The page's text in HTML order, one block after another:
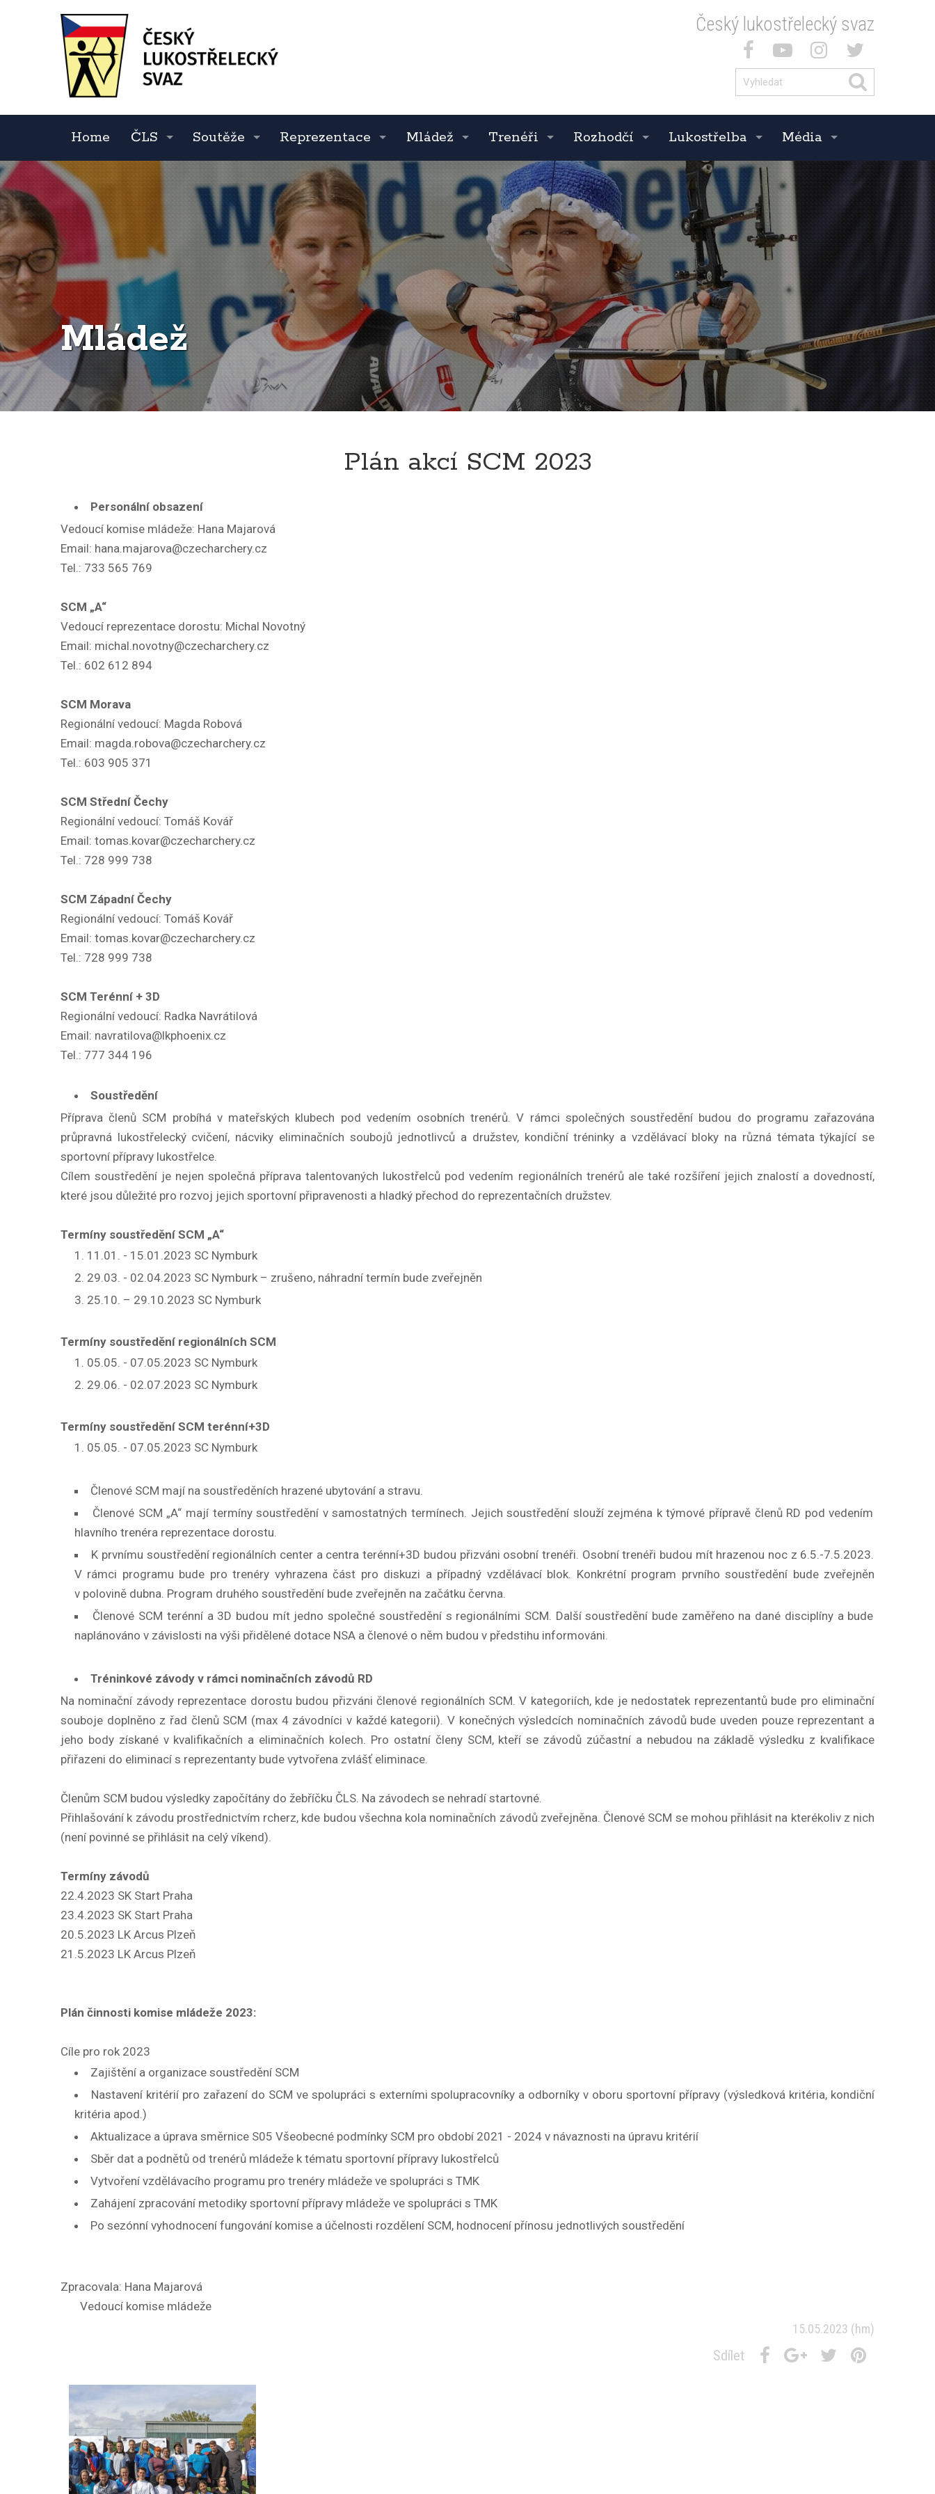
Český lukostřelecký svaz
Home ČLS Soutěže Reprezentace Mládež Trenéři Rozhodčí Lukostřelba Média
Mládež
Plán akcí SCM 2023
Personální obsazení
Vedoucí komise mládeže: Hana Majarová
Email: hana.majarova@czecharchery.cz
Tel.: 733 565 769
SCM „A“
Vedoucí reprezentace dorostu: Michal Novotný
Email: michal.novotny@czecharchery.cz
Tel.: 602 612 894
SCM Morava
Regionální vedoucí: Magda Robová
Email: magda.robova@czecharchery.cz
Tel.: 603 905 371
SCM Střední Čechy
Regionální vedoucí: Tomáš Kovář
Email: tomas.kovar@czecharchery.cz
Tel.: 728 999 738
SCM Západní Čechy
Regionální vedoucí: Tomáš Kovář
Email: tomas.kovar@czecharchery.cz
Tel.: 728 999 738
SCM Terénní + 3D
Regionální vedoucí: Radka Navrátilová
Email: navratilova@lkphoenix.cz
Tel.: 777 344 196
Soustředění
Příprava členů SCM probíhá v mateřských klubech pod vedením osobních trenérů. V rámci společných soustředění budou do programu zařazována
průpravná lukostřelecký cvičení, nácviky eliminačních soubojů jednotlivců a družstev, kondiční tréninky a vzdělávací bloky na různá témata týkající se
sportovní přípravy lukostřelce.
Cílem soustředění je nejen společná příprava talentovaných lukostřelců pod vedením regionálních trenérů ale také rozšíření jejich znalostí a dovedností,
které jsou důležité pro rozvoj jejich sportovní připravenosti a hladký přechod do reprezentačních družstev.
Termíny soustředění SCM „A“
11.01. - 15.01.2023 SC Nymburk
29.03. - 02.04.2023 SC Nymburk – zrušeno, náhradní termín bude zveřejněn
25.10. – 29.10.2023 SC Nymburk
Termíny soustředění regionálních SCM
05.05. - 07.05.2023 SC Nymburk
29.06. - 02.07.2023 SC Nymburk
Termíny soustředění SCM terénní+3D
05.05. - 07.05.2023 SC Nymburk
Členové SCM mají na soustředěních hrazené ubytování a stravu.
Členové SCM „A“ mají termíny soustředění v samostatných termínech. Jejich soustředění slouží zejména k týmové přípravě členů RD pod vedením
hlavního trenéra reprezentace dorostu.
K prvnímu soustředění regionálních center a centra terénní+3D budou přizváni osobní trenéři. Osobní trenéři budou mít hrazenou noc z 6.5.-7.5.2023.
V rámci programu bude pro trenéry vyhrazena část pro diskuzi a případný vzdělávací blok. Konkrétní program prvního soustředění bude zveřejněn
v polovině dubna. Program druhého soustředění bude zveřejněn na začátku června.
Členové SCM terénní a 3D budou mít jedno společné soustředění s regionálními SCM. Další soustředění bude zaměřeno na dané disciplíny a bude
naplánováno v závislosti na výši přidělené dotace NSA a členové o něm budou v předstihu informováni.
Tréninkové závody v rámci nominačních závodů RD
Na nominační závody reprezentace dorostu budou přizváni členové regionálních SCM. V kategoriích, kde je nedostatek reprezentantů bude pro eliminační
souboje doplněno z řad členů SCM (max 4 závodníci v každé kategorii). V konečných výsledcích nominačních závodů bude uveden pouze reprezentant a
jeho body získané v kvalifikačních a eliminačních kolech. Pro ostatní členy SCM, kteří se závodů zúčastní a nebudou na základě výsledku z kvalifikace
přiřazeni do eliminací s reprezentanty bude vytvořena zvlášť eliminace.
Členům SCM budou výsledky započítány do žebříčku ČLS. Na závodech se nehradí startovné.
Přihlašování k závodu prostřednictvím rcherz, kde budou všechna kola nominačních závodů zveřejněna. Členové SCM se mohou přihlásit na kterékoliv z nich
(není povinné se přihlásit na celý víkend).
Termíny závodů
22.4.2023 SK Start Praha
23.4.2023 SK Start Praha
20.5.2023 LK Arcus Plzeň
21.5.2023 LK Arcus Plzeň
Plán činnosti komise mládeže 2023:
Cíle pro rok 2023
Zajištění a organizace soustředění SCM
Nastavení kritérií pro zařazení do SCM ve spolupráci s externími spolupracovníky a odborníky v oboru sportovní přípravy (výsledková kritéria, kondiční
kritéria apod.)
Aktualizace a úprava směrnice S05 Všeobecné podmínky SCM pro období 2021 - 2024 v návaznosti na úpravu kritérií
Sběr dat a podnětů od trenérů mládeže k tématu sportovní přípravy lukostřelců
Vytvoření vzdělávacího programu pro trenéry mládeže ve spolupráci s TMK
Zahájení zpracování metodiky sportovní přípravy mládeže ve spolupráci s TMK
Po sezónní vyhodnocení fungování komise a účelnosti rozdělení SCM, hodnocení přínosu jednotlivých soustředění
Zpracovala: Hana Majarová
Vedoucí komise mládeže
15.05.2023 (hm)
Sdílet